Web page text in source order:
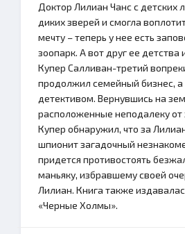
Доктор Лилиан Чанс с детских
диких зверей и смогла
мечту – теперь у нее есть
зоопарк. А вот друг ее детства
Купер Салливан-третий
продолжил семейный бизнес, а
детективом. Вернувшись на
расположенные неподалеку от
Купер обнаружил, что за
шпионит загадочный
придется противостоять
маньяку, избравшему своей
Лилиан. Книга также
«Черные Холмы».